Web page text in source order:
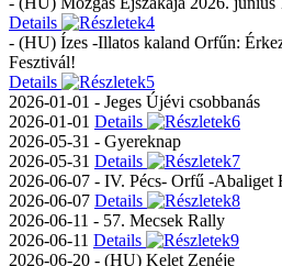
Details
- (HU) Ízes -Illatos kaland Orfűn:
Fesztivál!
Details
2026-01-01 - Jeges Újévi csobbanás
2026-01-01 Details
2026-05-31 - Gyereknap
2026-05-31 Details
2026-06-07 - IV. Pécs- Orfű -Abaliget
2026-06-07 Details
2026-06-11 - 57. Mecsek Rally
2026-06-11 Details
2026-06-20 - (HU) Kelet Zenéje